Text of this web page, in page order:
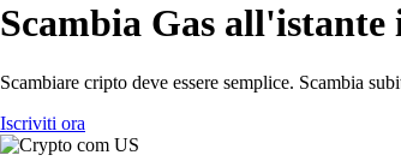
Scambia Gas
Scambiare cripto deve essere semplice. Scambia
Iscriviti ora